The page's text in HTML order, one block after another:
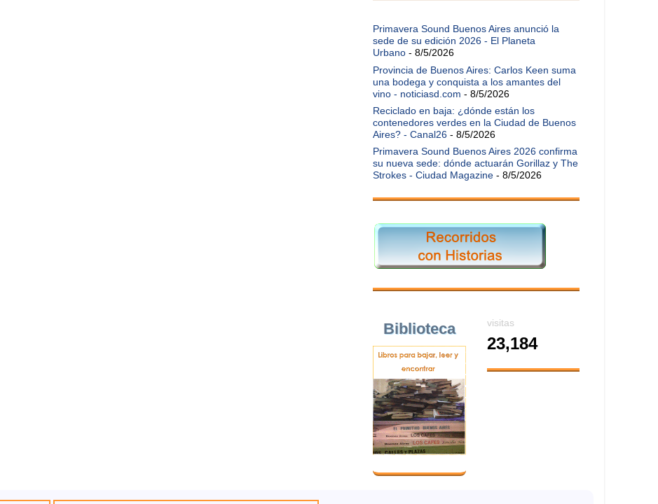
Primavera Sound Buenos Aires anunció la
sede de su edición 2026 - El Planeta
Urbano - 8/5/2026
Provincia de Buenos Aires: Carlos Keen suma
una bodega y conquista a los amantes del
vino - noticiasd.com - 8/5/2026
Reciclado en baja: ¿dónde están los
contenedores verdes en la Ciudad de Buenos
Aires? - Canal26 - 8/5/2026
Primavera Sound Buenos Aires 2026 confirma
su nueva sede: dónde actuarán Gorillaz y The
Strokes - Ciudad Magazine - 8/5/2026
Biblioteca visitas
23,184